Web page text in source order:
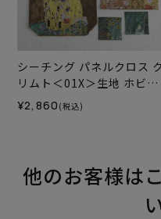
シーチング パネルクロス ク
リムト＜01X＞生地 ホビー
ラホビーレデザインコレク
ション
¥2,860 (税込)
他のお客様は